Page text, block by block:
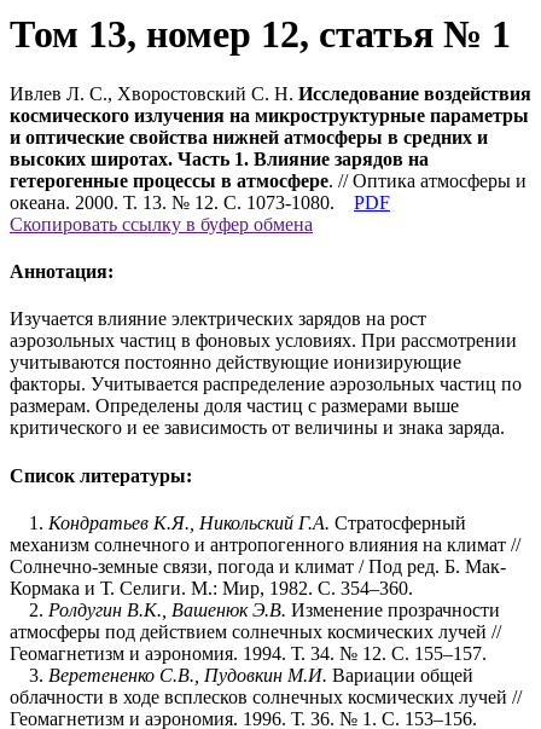
Том 13, номер 12, статья № 1
Ивлев Л. С., Хворостовский С. Н. Исследование воздействия
космического излучения на микроструктурные параметры
и оптические свойства нижней атмосферы в средних и
высоких широтах. Часть 1. Влияние зарядов на
гетерогенные процессы в атмосфере. // Оптика атмосферы и
океана. 2000. Т. 13. № 12. С. 1073-1080.
PDF
Скопировать ссылку в буфер обмена
Аннотация:
Изучается влияние электрических зарядов на рост
аэрозольных частиц в фоновых условиях. При рассмотрении
учитываются постоянно действующие ионизирующие
факторы. Учитывается распределение аэрозольных частиц по
размерам. Определены доля частиц с размерами выше
критического и ее зависимость от величины и знака заряда.
Список литературы:
1. Кондратьев К.Я., Никольский Г.А. Стратосферный
механизм солнечного и антропогенного влияния на климат //
Солнечно-земные связи, погода и климат / Под ред. Б. Мак-
Кормака и Т. Селиги. М.: Мир, 1982. С. 354–360.
2. Ролдугин В.К., Вашенюк Э.В. Изменение прозрачности
атмосферы под действием солнечных космических лучей //
Геомагнетизм и аэрономия. 1994. Т. 34. № 12. С. 155–157.
3. Веретененко С.В., Пудовкин М.И. Вариации общей
облачности в ходе всплесков солнечных космических лучей //
Геомагнетизм и аэрономия. 1996. Т. 36. № 1. С. 153–156.